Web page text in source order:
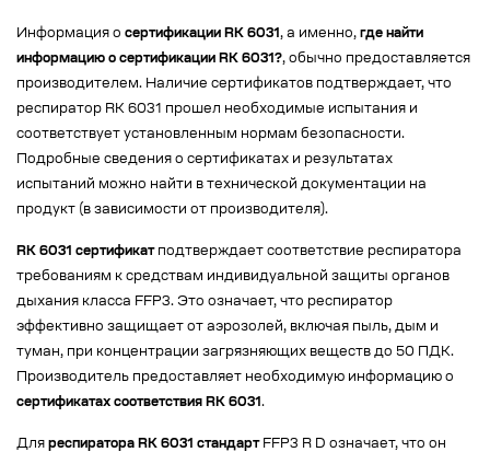
Информация о сертификации RK 6031, а именно, где найти
информацию о сертификации RK 6031?, обычно предоставляется
производителем. Наличие сертификатов подтверждает, что
респиратор RK 6031 прошел необходимые испытания и
соответствует установленным нормам безопасности.
Подробные сведения о сертификатах и результатах
испытаний можно найти в технической документации на
продукт (в зависимости от производителя).
RK 6031 сертификатподтверждает соответствие респиратора
требованиям к средствам индивидуальной защиты органов
дыхания класса FFP3. Это означает, что респиратор
эффективно защищает от аэрозолей, включая пыль, дым и
туман, при концентрации загрязняющих веществ до 50 ПДК.
Производитель предоставляет необходимую информацию о
сертификатах соответствия RK 6031.
Для респиратора RK 6031 стандартFFP3 R D означает, что он